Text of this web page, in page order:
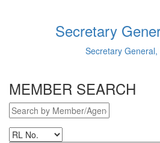
Secretary
Secretary General,
MEMBER SEARCH